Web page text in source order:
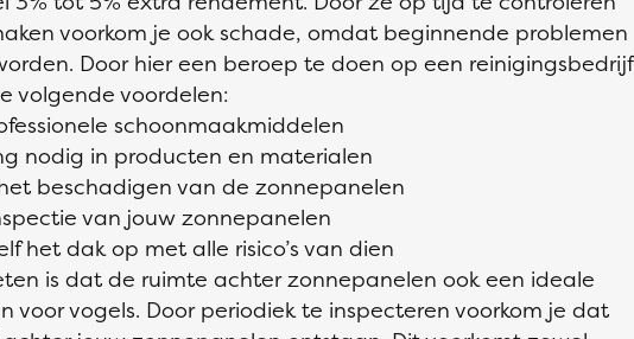
voorkom je ook schade, omdat beginnende problemen
Door hier een beroep te doen op een reinigingsbedrijf
volgende voordelen:
schoonmaakmiddelen
nodig in producten en materialen
beschadigen van de zonnepanelen
van jouw zonnepanelen
het dak op met alle risico’s van dien
is dat de ruimte achter zonnepanelen ook een ideale
voor vogels. Door periodiek te inspecteren voorkom je dat